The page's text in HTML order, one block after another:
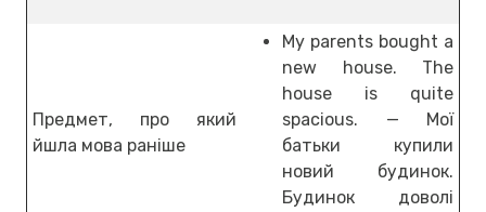
Предмет, про який
йшла мова раніше
My parents bought a
new house. The
house is quite
spacious. — Мої
батьки купили
новий будинок.
Будинок доволі